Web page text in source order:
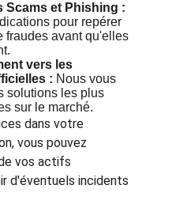
Scams et Phishing :
pour repérer
fraudes avant qu'elles
vers les
: Nous vous
solutions les plus
sur le marché.
dans votre
vous pouvez
vos actifs
d'éventuels incidents